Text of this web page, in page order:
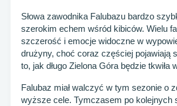
Słowa zawodnika Falubazu bardzo
szerokim echem wśród kibiców. Wielu
szczerość i emocje widoczne w
drużyny, choć coraz częściej pojawiają
to, jak długo Zielona Góra będzie tkwiła
Falubaz miał walczyć w tym sezonie o
wyższe cele. Tymczasem po kolejnych